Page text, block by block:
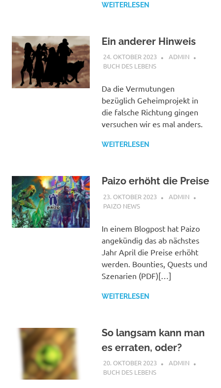
WEITERLESEN
Ein anderer Hinweis
24. OKTOBER 2023
ADMIN
BUCH DES LEBENS
Da die Vermutungen
bezüglich Geheimprojekt in
die falsche Richtung gingen
versuchen wir es mal anders.
WEITERLESEN
Paizo erhöht die Preise
23. OKTOBER 2023
ADMIN
PAIZO NEWS
In einem Blogpost hat Paizo
angekündig das ab nächstes
Jahr April die Preise erhöht
werden. Bounties, Quests und
Szenarien (PDF)[…]
WEITERLESEN
So langsam kann man
es erraten, oder?
20. OKTOBER 2023
ADMIN
BUCH DES LEBENS